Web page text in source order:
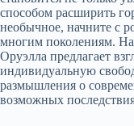
способом расширить
необычное, начните с
многим поколениям.
Оруэлла предлагает
индивидуальную
размышления о
возможных